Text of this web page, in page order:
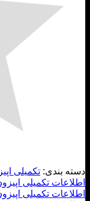
بندی:تکمیلی اپیزود ها
تکمیلی اپیزود 33 و 34-سحر طوسی
تکمیلی اپیزود 37-هدا